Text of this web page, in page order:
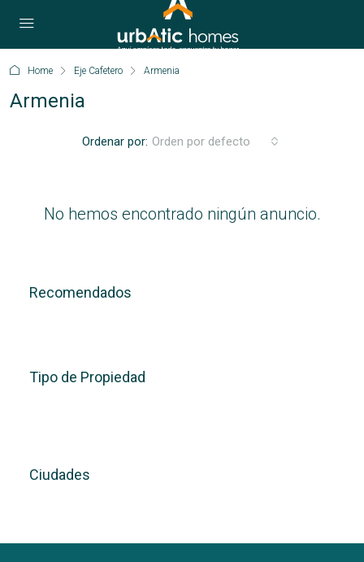
Home Eje Cafetero Armenia
Armenia
Ordenar por: Orden por defecto
No hemos encontrado ningún anuncio.
Recomendados
Tipo de Propiedad
Ciudades